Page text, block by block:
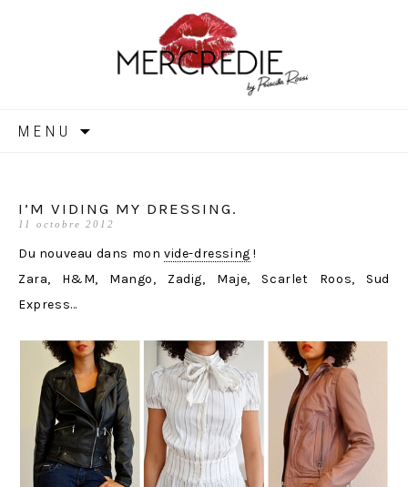
MERCREDIE
MENU
I’M VIDING MY DRESSING.
11 octobre 2012
Du nouveau dans mon vide-dressing !
Zara, H&M, Mango, Zadig, Maje, Scarlet Roos, Sud
Express…